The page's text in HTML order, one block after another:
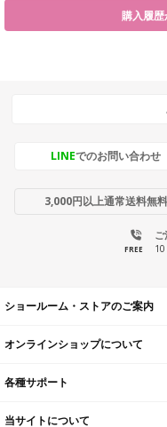
購入履歴
LINEでのお問い合わせ
3,000円以上通常送料無料
FREE
ショールーム・ストアのご案内
オンラインショップについて
各種サポート
当サイトについて